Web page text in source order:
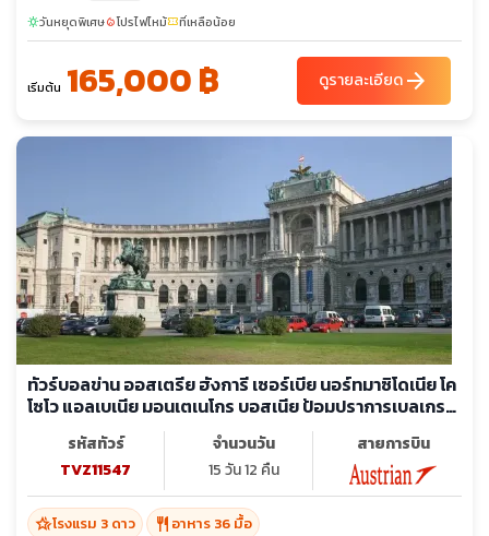
จัตุรัสสแกนเดนเบก - อาคารรัฐสภา - หอนาฬิกาประจำเมือง - ถ้ำ
กาดิเม - จัตุรัสมาซิโดเนีย - อนุสาวรีย์อเล็กซานเดอร์มหาราช - ประตู
ชัยแห่งมาซิโดเนีย - อนุสรณ์สถานของแม่พระเทเรซา - สะพานหิน -
พิพิธภัณฑ์โบราณสถานแห่งชาติ - จัตุรัสใจกลางเมือง - หอนาฬิกา -
มัสยิดคาร์ชิ - เมืองโบราณเฮียราคลี ลินเคสทิส - โบสถ์เซนต์โจวาน
คานิโอ - อารามเซนต์นาอูม - ปราสาทแอลบาซาน - โบสถ์เซ็นต์แมรี่ -
มัสยิดกษัตริย์ - จัตุรัสสแกนเดอเบก - หอคอยนาฬิกา - มัสยิดเอท
เฮม เบย์ - ขึ้นเคเบิ้ลคาร์สู่ยอดเขาดัจติ - ปราสาทแห่งครูเปีย - ปานด
อร์ฟเอาท์เลต - พิพิธภัณฑ์ประวัติศาสตร์คุนสท์
sunnyวันหยุดพิเศษlocal_fire_departmentโปรไฟไหม้confirmation_numberที่เหลือน้อย
เริ่มต้น 165,000 ฿ ดูรายละเอียดarrow_forward
ทัวร์บอลข่าน ออสเตรีย ฮังการี เซอร์เบีย นอร์ทมาซิโดเนีย โค
โซโว แอลเบเนีย มอนเตเนโกร บอสเนีย ป้อมปราการเบลเกรด
พระราชวังโฮฟบวร์ค
รหัสทัวร์
TVZ11547
จำนวนวัน
15 วัน 12 คืน
สายการบิน
hotel_classโรงแรม 3 ดาว restaurant อาหาร 36 มื้อ